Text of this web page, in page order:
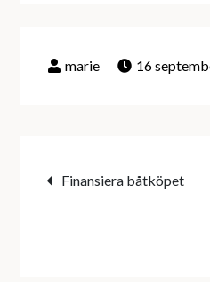
16
Finansiera båtköpet